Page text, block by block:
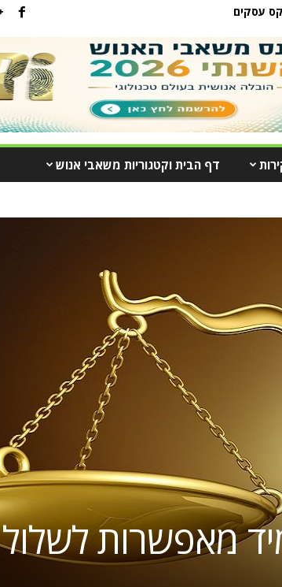
עסקים
דף הבית וקטגוריות משאבי אנוש
מאפשרות לשלול